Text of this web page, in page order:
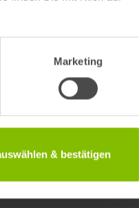
Marketing
& bestätigen
Vorbehalt betrachtet